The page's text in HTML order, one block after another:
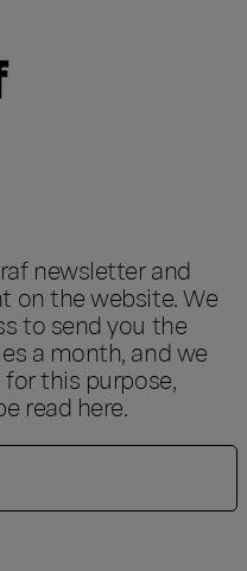
newsletter and
on the website. We
to send you the
a month, and we
this purpose,
read here.